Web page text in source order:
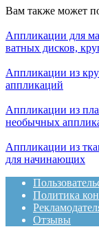
Вам также может
Аппликации для
ватных дисков,
Аппликации из
аппликаций
Аппликации из
необычных
Аппликации из
для начинающих
Политика
Отзывы